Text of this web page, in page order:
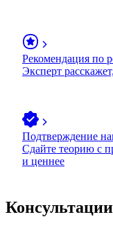
Рекомендация по
Эксперт
Подтверждение
Сдайте теорию с
и ценнее